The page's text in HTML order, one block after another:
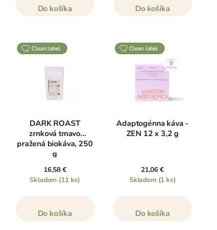
Do košíka Do košíka
clean label
DARK ROAST
zrnková tmavo
pražená biokáva, 250
g
16,58 €
Skladom (11 ks)
Do košíka
clean label
Adaptogénna káva -
ZEN 12 x 3,2 g
21,06 €
Skladom (1 ks)
Do košíka